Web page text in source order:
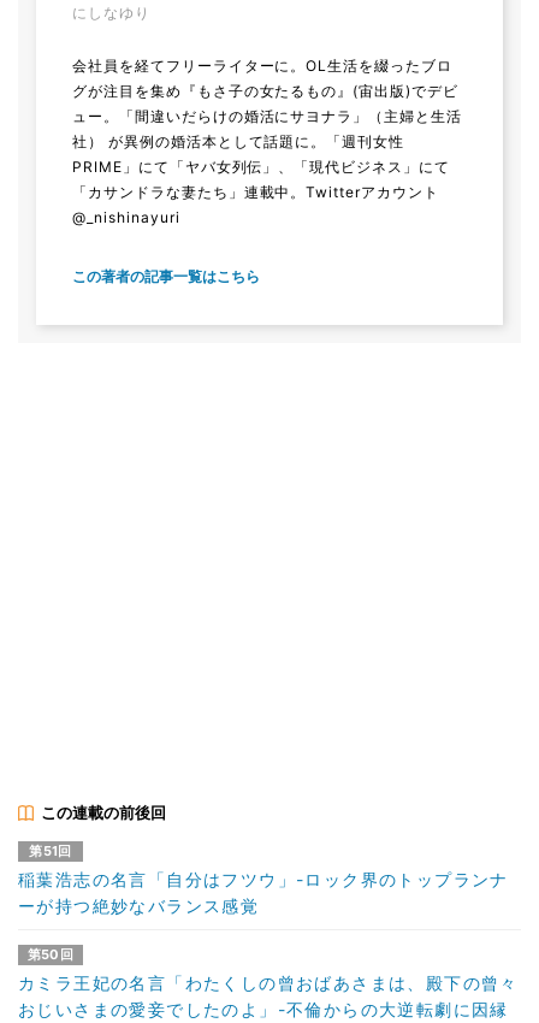
にしなゆり
会社員を経てフリーライターに。OL生活を綴ったブロ
グが注目を集め『もさ子の女たるもの』(宙出版)でデビ
ュー。「間違いだらけの婚活にサヨナラ」（主婦と生活
社） が異例の婚活本として話題に。「週刊女性
PRIME」にて「ヤバ女列伝」、「現代ビジネス」にて
「カサンドラな妻たち」連載中。Twitterアカウント
@_nishinayuri
この著者の記事一覧はこちら
この連載の前後回
第51回
稲葉浩志の名言「自分はフツウ」-ロック界のトップランナ
ーが持つ絶妙なバランス感覚
第50回
カミラ王妃の名言「わたくしの曾おばあさまは、殿下の曾々
おじいさまの愛妾でしたのよ」-不倫からの大逆転劇に因縁